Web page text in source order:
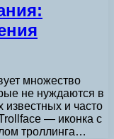
множество
не нуждаются в
и часто
— иконка с
троллинга…